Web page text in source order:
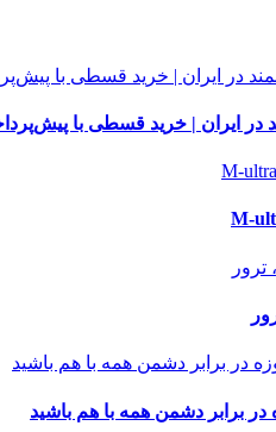
ایران | خرید قسطی با